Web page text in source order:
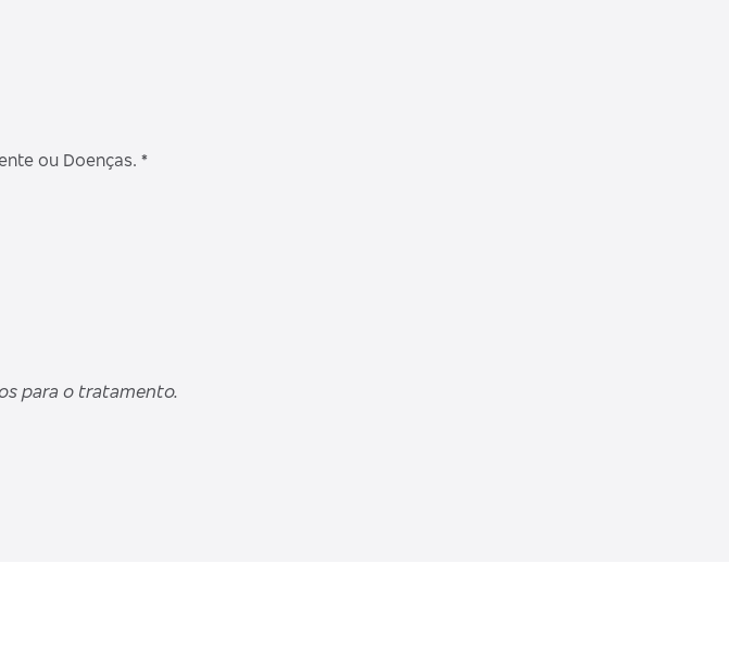
ou Doenças. *
para o tratamento.